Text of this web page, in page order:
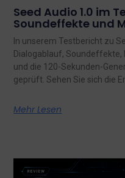
Seed Audio 1.0 im
Soundeffekte und
In unserem Testbericht zu
Dialogablauf, Soundeffekte,
und die 120-Sekunden-
geprüft. Sehen Sie sich die
Mehr Lesen